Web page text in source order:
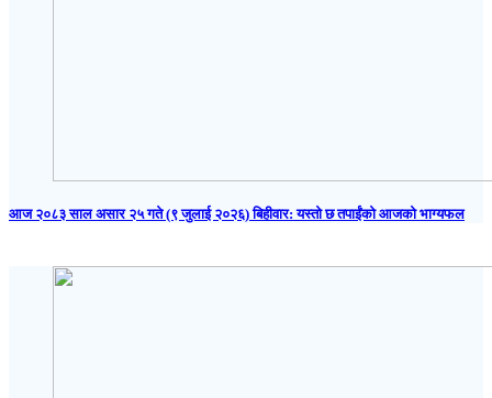
आज २०८३ साल असार २५ गते (९ जुलाई २०२६) बिहीवार: यस्तो छ तपाईंको आजको भाग्यफल